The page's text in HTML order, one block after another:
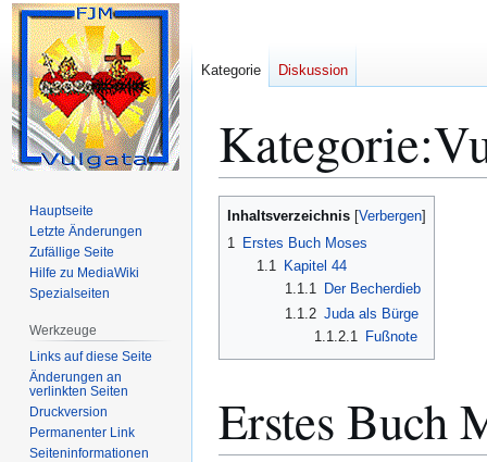
Kategorie:
Zur
Zur
Inhaltsverzeichnis
1 Erstes Buch Moses
1.1
Kapitel 44
1.1.1 Der Becherdieb
1.1.2 Juda als Bürge
1.1.2.1
Fußnote
Erstes Buch
Kategorie Diskussion
Hauptseite
Letzte Änderungen
Zufällige Seite
Hilfe zu MediaWiki
Spezialseiten
Werkzeuge
Links auf diese Seite
Änderungen an
verlinkten Seiten
Druckversion
Permanenter Link
Seiten­­informationen